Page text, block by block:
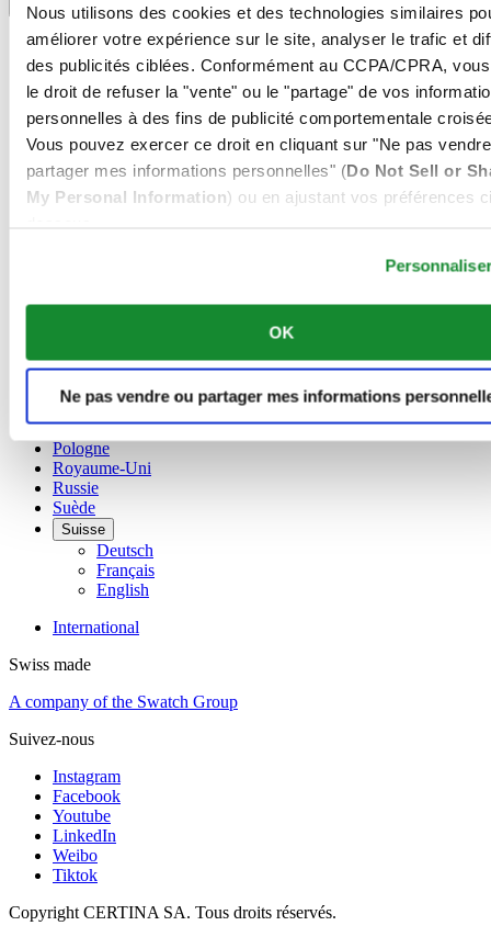
Nous utilisons des cookies et des technologies similaires
améliorer votre expérience sur le site, analyser le trafic et
des publicités ciblées. Conformément au CCPA/CPRA,
le droit de refuser la "vente" ou le "partage" de vos
personnelles à des fins de publicité comportementale
Vous pouvez exercer ce droit en cliquant sur "Ne pas
partager mes informations personnelles" (Do Not Sell or
My Personal Information) ou en ajustant vos préférences
OK
Ne pas vendre ou partager mes informations
Sélecteur de langue
Allemagne
Autriche
Belgique
Français
Chine
English
简体中文
Irlande
Français
Norvège
Pays-Bas
Pologne
Royaume-Uni
Russie
Suède
Suisse
Deutsch
Français
English
International
Swiss made
A company of the Swatch Group
Suivez-nous
Instagram
Facebook
Youtube
LinkedIn
Weibo
Tiktok
Copyright CERTINA SA. Tous droits réservés.